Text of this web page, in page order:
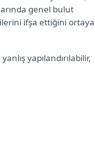
genel bulut
ifşa ettiğini ortaya
yapılandırılabilir,